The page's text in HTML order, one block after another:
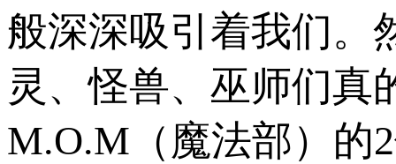
般深深吸引着我们。
灵、怪兽、巫师们真
M.O.M（魔法部）的